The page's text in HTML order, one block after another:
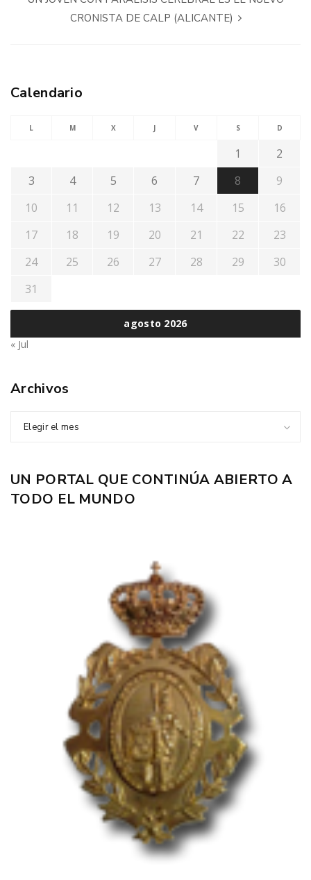
CRONISTA DE CALP (ALICANTE)
Calendario
agosto 2026
L M X J V S D
1
2
3
4 5 6 7 8
9
10
11 12 13 14 15
16
17
18 19 20 21 22
23
24
25 26 27 28 29
30
31
« Jul
Archivos
Elegir el mes
UN PORTAL QUE CONTINÚA ABIERTO A
TODO EL MUNDO